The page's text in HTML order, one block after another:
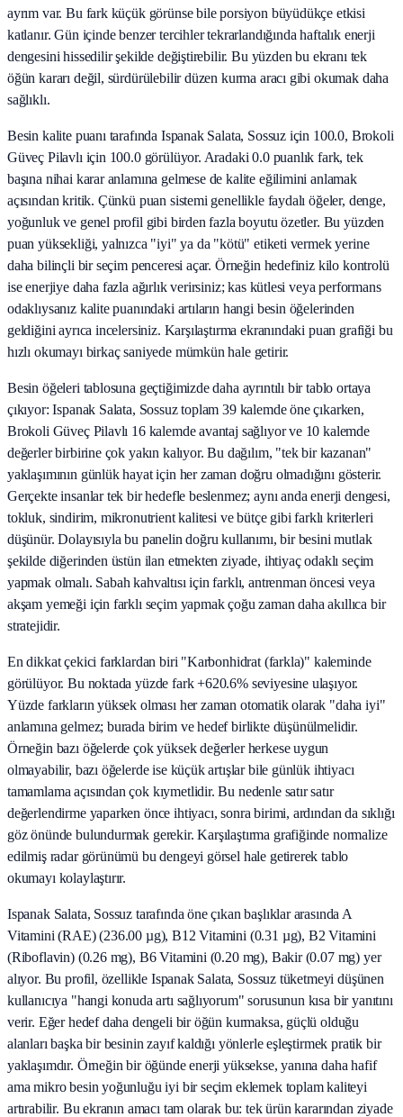
ayrım var. Bu fark küçük görünse bile porsiyon büyüdükçe etkisi
katlanır. Gün içinde benzer tercihler tekrarlandığında haftalık enerji
dengesini hissedilir şekilde değiştirebilir. Bu yüzden bu ekranı tek
öğün kararı değil, sürdürülebilir düzen kurma aracı gibi okumak daha
sağlıklı.
Besin kalite puanı tarafında Ispanak Salata, Sossuz için 100.0, Brokoli
Güveç Pilavlı için 100.0 görülüyor. Aradaki 0.0 puanlık fark, tek
başına nihai karar anlamına gelmese de kalite eğilimini anlamak
açısından kritik. Çünkü puan sistemi genellikle faydalı öğeler, denge,
yoğunluk ve genel profil gibi birden fazla boyutu özetler. Bu yüzden
puan yüksekliği, yalnızca "iyi" ya da "kötü" etiketi vermek yerine
daha bilinçli bir seçim penceresi açar. Örneğin hedefiniz kilo kontrolü
ise enerjiye daha fazla ağırlık verirsiniz; kas kütlesi veya performans
odaklıysanız kalite puanındaki artıların hangi besin öğelerinden
geldiğini ayrıca incelersiniz. Karşılaştırma ekranındaki puan grafiği bu
hızlı okumayı birkaç saniyede mümkün hale getirir.
Besin öğeleri tablosuna geçtiğimizde daha ayrıntılı bir tablo ortaya
çıkıyor: Ispanak Salata, Sossuz toplam 39 kalemde öne çıkarken,
Brokoli Güveç Pilavlı 16 kalemde avantaj sağlıyor ve 10 kalemde
değerler birbirine çok yakın kalıyor. Bu dağılım, "tek bir kazanan"
yaklaşımının günlük hayat için her zaman doğru olmadığını gösterir.
Gerçekte insanlar tek bir hedefle beslenmez; aynı anda enerji dengesi,
tokluk, sindirim, mikronutrient kalitesi ve bütçe gibi farklı kriterleri
düşünür. Dolayısıyla bu panelin doğru kullanımı, bir besini mutlak
şekilde diğerinden üstün ilan etmekten ziyade, ihtiyaç odaklı seçim
yapmak olmalı. Sabah kahvaltısı için farklı, antrenman öncesi veya
akşam yemeği için farklı seçim yapmak çoğu zaman daha akıllıca bir
stratejidir.
En dikkat çekici farklardan biri "Karbonhidrat (farkla)" kaleminde
görülüyor. Bu noktada yüzde fark +620.6% seviyesine ulaşıyor.
Yüzde farkların yüksek olması her zaman otomatik olarak "daha iyi"
anlamına gelmez; burada birim ve hedef birlikte düşünülmelidir.
Örneğin bazı öğelerde çok yüksek değerler herkese uygun
olmayabilir, bazı öğelerde ise küçük artışlar bile günlük ihtiyacı
tamamlama açısından çok kıymetlidir. Bu nedenle satır satır
değerlendirme yaparken önce ihtiyacı, sonra birimi, ardından da sıklığı
göz önünde bulundurmak gerekir. Karşılaştırma grafiğinde normalize
edilmiş radar görünümü bu dengeyi görsel hale getirerek tablo
okumayı kolaylaştırır.
Ispanak Salata, Sossuz tarafında öne çıkan başlıklar arasında A
Vitamini (RAE) (236.00 µg), B12 Vitamini (0.31 µg), B2 Vitamini
(Riboflavin) (0.26 mg), B6 Vitamini (0.20 mg), Bakir (0.07 mg) yer
alıyor. Bu profil, özellikle Ispanak Salata, Sossuz tüketmeyi düşünen
kullanıcıya "hangi konuda artı sağlıyorum" sorusunun kısa bir yanıtını
verir. Eğer hedef daha dengeli bir öğün kurmaksa, güçlü olduğu
alanları başka bir besinin zayıf kaldığı yönlerle eşleştirmek pratik bir
yaklaşımdır. Örneğin bir öğünde enerji yüksekse, yanına daha hafif
ama mikro besin yoğunluğu iyi bir seçim eklemek toplam kaliteyi
artırabilir. Bu ekranın amacı tam olarak bu: tek ürün kararından ziyade